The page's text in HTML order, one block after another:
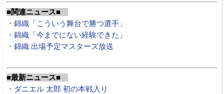
■関連ニュース■
・錦織「こういう舞台で勝つ選手」
・錦織「今までにない経験できた」
・錦織 出場予定マスターズ放送
■最新ニュース■
・ダニエル 太郎 初の本戦入り